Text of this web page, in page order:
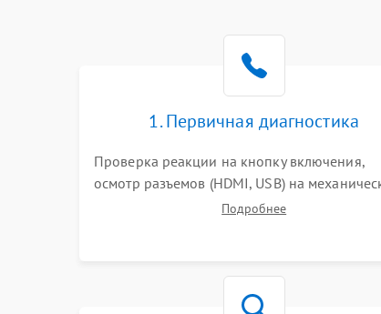
1. Первичная диагностика
Проверка реакции на кнопку включения,
осмотр разъемов (HDMI, USB) на
повреждения. Оценка кодов ошибок на
Подробнее